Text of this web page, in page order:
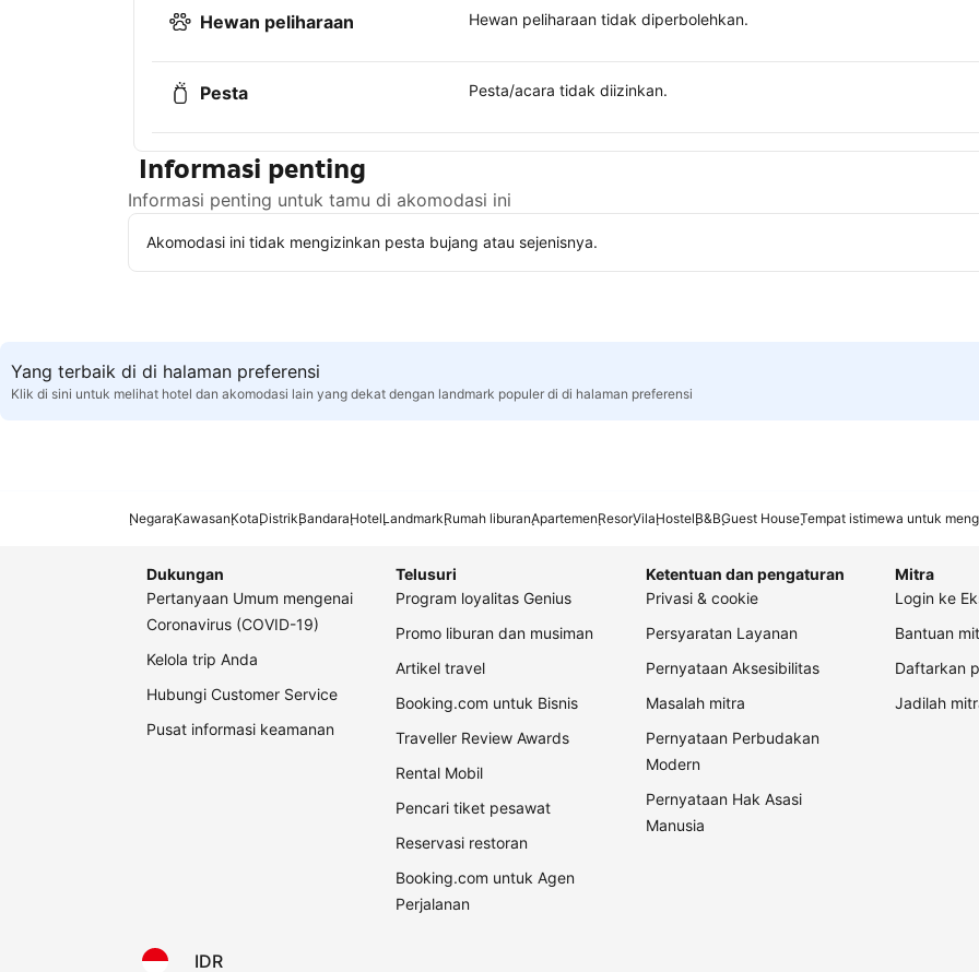
Hewan peliharaan Hewan peliharaan tidak diperbolehkan.
Pesta Pesta/acara tidak diizinkan.
Informasi penting
Informasi penting untuk tamu di akomodasi ini
Akomodasi ini tidak mengizinkan pesta bujang atau sejenisnya.
Yang terbaik di di halaman preferensi
Klik di sini untuk melihat hotel dan akomodasi lain yang dekat dengan landmark populer di di halaman preferensi
NegaraKawasanKotaDistrikBandaraHotelLandmarkRumah liburanApartemenResorVilaHostelB&BGuest HouseTempat istimewa untuk
Dukungan
Pertanyaan Umum mengenai
Coronavirus (COVID-19)
Kelola trip Anda
Hubungi Customer Service
Pusat informasi keamanan
Telusuri
Program loyalitas Genius
Promo liburan dan musiman
Artikel travel
Booking.com untuk Bisnis
Traveller Review Awards
Rental Mobil
Pencari tiket pesawat
Reservasi restoran
Booking.com untuk Agen
Perjalanan
Ketentuan dan pengaturan
Privasi & cookie
Persyaratan Layanan
Pernyataan Aksesibilitas
Masalah mitra
Pernyataan Perbudakan
Modern
Pernyataan Hak Asasi
Manusia
Mitra
Login ke
Bantuan
Daftarkan
Jadilah
IDR